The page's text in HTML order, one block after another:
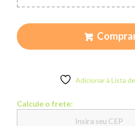
Adicionar à Lista
Calcule o frete: